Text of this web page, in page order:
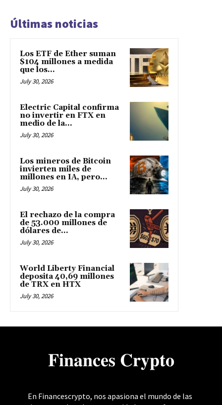
Últimas noticias
Los ETF de Ether suman
$104 millones a medida
que los...
July 30, 2026
Electric Capital confirma
no invertir en FTX en
medio de la...
July 30, 2026
Los mineros de Bitcoin
invierten miles de
millones en IA, pero...
July 30, 2026
El rechazo de la compra
de 53.000 millones de
dólares de...
July 30, 2026
World Liberty Financial
deposita 40,69 millones
de TRX en HTX
July 30, 2026
𝐅𝐢𝐧𝐚𝐧𝐜𝐞𝐬 𝐂𝐫𝐲𝐩𝐭𝐨
En Financescrypto, nos apasiona el mundo de las